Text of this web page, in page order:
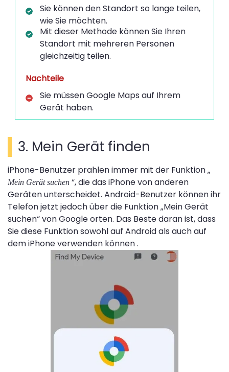
Sie können den Standort so lange teilen,
wie Sie möchten.
Mit dieser Methode können Sie Ihren
Standort mit mehreren Personen
gleichzeitig teilen.
Nachteile
Sie müssen Google Maps auf Ihrem
Gerät haben.
3. Mein Gerät finden
iPhone-Benutzer prahlen immer mit der Funktion „
Mein Gerät suchen “, die das iPhone von anderen
Geräten unterscheidet. Android-Benutzer können ihr
Telefon jetzt jedoch über die Funktion „Mein Gerät
suchen“ von Google orten. Das Beste daran ist, dass
Sie diese Funktion sowohl auf Android als auch auf
dem iPhone verwenden können .